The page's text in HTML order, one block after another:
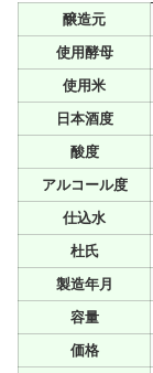
醸造元
使用酵母
使用米
日本酒度
酸度
アルコール度
仕込水
杜氏
製造年月
容量
価格